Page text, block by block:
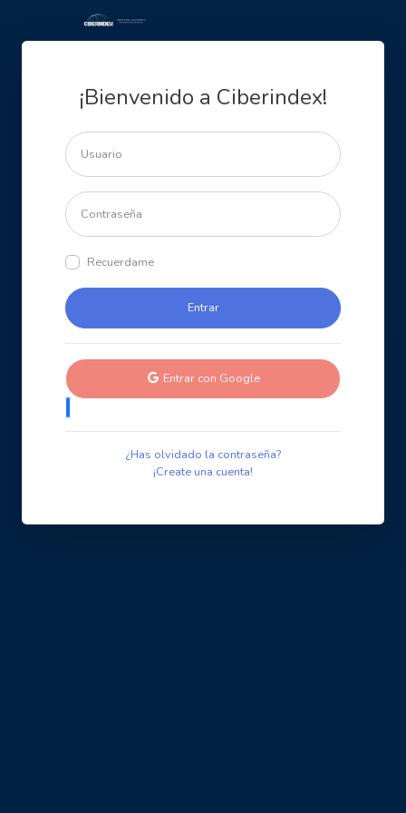
¡Bienvenido a Ciberindex!
Recuerdame
Entrar con Google
¿Has olvidado la contraseña?
¡Create una cuenta!